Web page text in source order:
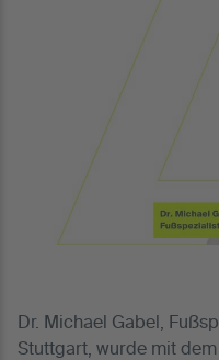
Dr. Michael Gabel,
Stuttgart, wurde mit